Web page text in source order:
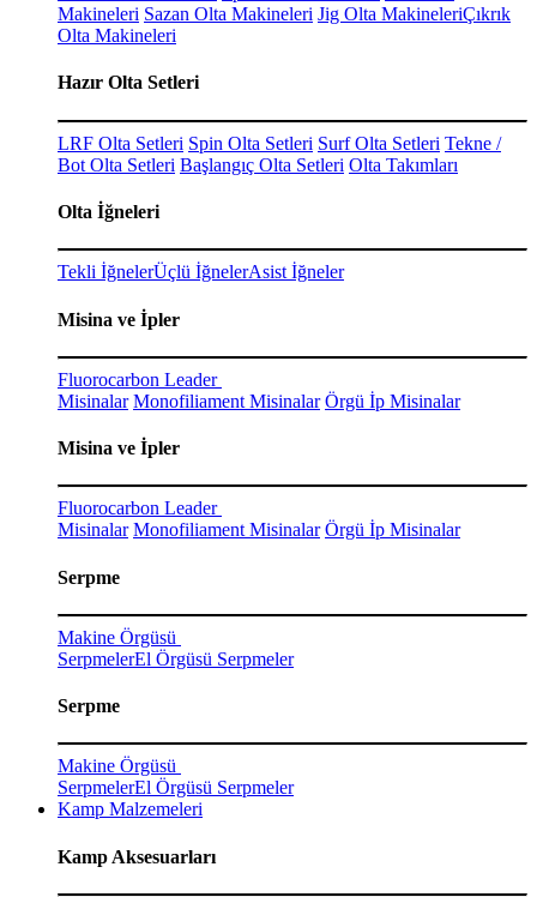
Makineleri Sazan Olta Makineleri Jig Olta MakineleriÇıkrık
Olta Makineleri
Hazır Olta Setleri
LRF Olta Setleri Spin Olta Setleri Surf Olta Setleri Tekne /
Bot Olta Setleri Başlangıç Olta Setleri Olta Takımları
Olta İğneleri
Tekli İğnelerÜçlü İğnelerAsist İğneler
Misina ve İpler
Fluorocarbon Leader
Misinalar Monofiliament Misinalar Örgü İp Misinalar
Misina ve İpler
Fluorocarbon Leader
Misinalar Monofiliament Misinalar Örgü İp Misinalar
Serpme
Makine Örgüsü
SerpmelerEl Örgüsü Serpmeler
Serpme
Makine Örgüsü
SerpmelerEl Örgüsü Serpmeler
Kamp Malzemeleri
Kamp Aksesuarları